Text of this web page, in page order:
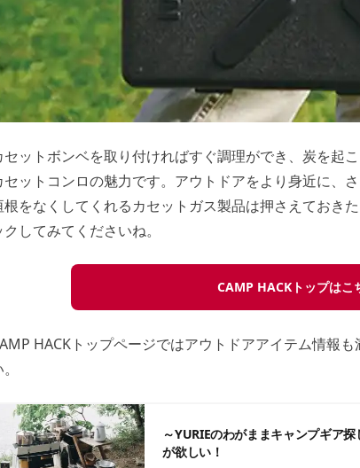
セットボンベを取り付ければすぐ調理ができ、炭を起
セットコンロの魅力です。アウトドアをより身近に、
根をなくしてくれるカセットガス製品は押さえておき
クしてみてくださいね。
CAMP HACKトップはこ
HACKトップページではアウトドアアイテム情報
～YURIEのわがままキャンプギア
が欲しい！